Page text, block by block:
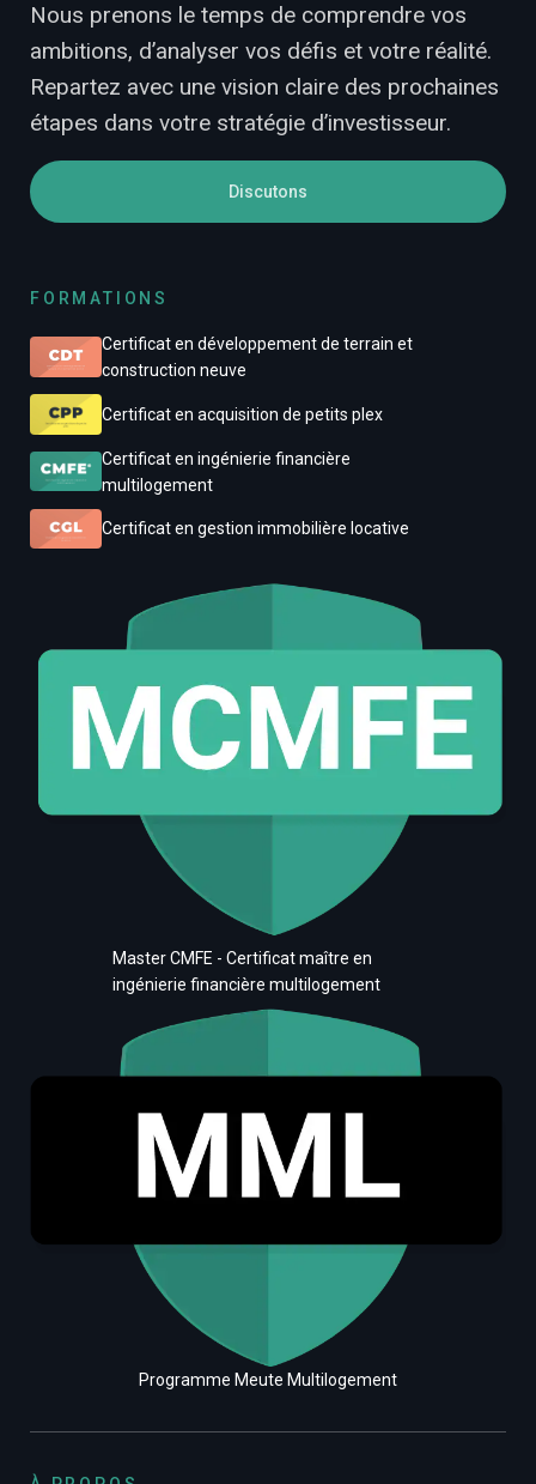
Nous prenons le temps de comprendre vos
ambitions, d’analyser vos défis et votre réalité.
Repartez avec une vision claire des prochaines
étapes dans votre stratégie d’investisseur.
Discutons
FORMATIONS
Certificat en développement de terrain et
construction neuve
Certificat en acquisition de petits plex
Certificat en ingénierie financière
multilogement
Certificat en gestion immobilière locative
Master CMFE - Certificat maître en
ingénierie financière multilogement
Programme Meute Multilogement